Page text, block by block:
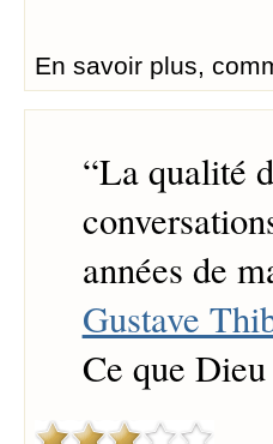
En savoir plus,
“La qualité
années de
Gustave
Ce que